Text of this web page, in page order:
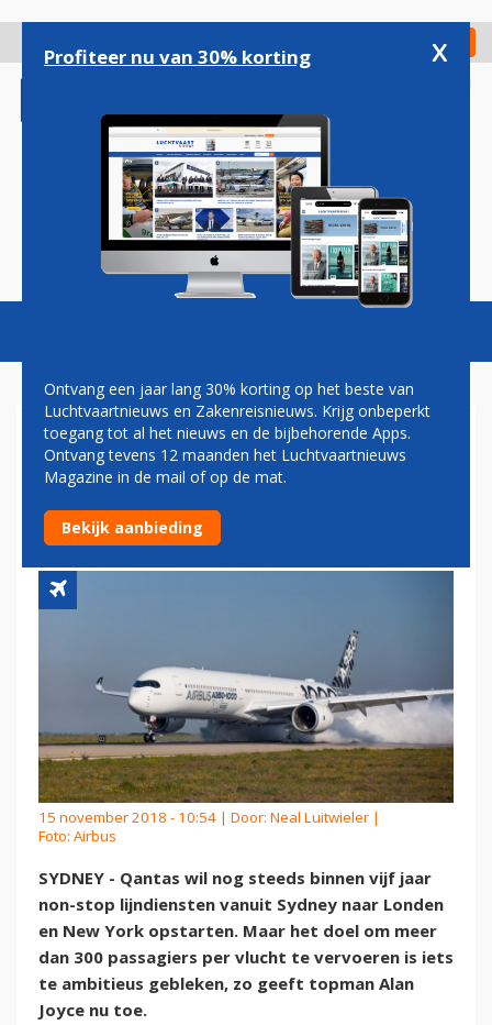
gaan
Check in
Magazine Podcasts Vacatures
QANTAS SCHROEFT AMBITIES
VOOR NON-STOP VLUCHTEN
SYDNEY-LONDEN TERUG
15 november 2018 - 10:54 | Door: Neal Luitwieler |
Foto: Airbus
SYDNEY - Qantas wil nog steeds binnen vijf jaar
non-stop lijndiensten vanuit Sydney naar Londen
en New York opstarten. Maar het doel om meer
dan 300 passagiers per vlucht te vervoeren is iets
te ambitieus gebleken, zo geeft topman Alan
Joyce nu toe.
Profiteer nu van 30% korting x
Ontvang een jaar lang 30% korting op het beste van
Luchtvaartnieuws en Zakenreisnieuws. Krijg onbeperkt
toegang tot al het nieuws en de bijbehorende Apps.
Ontvang tevens 12 maanden het Luchtvaartnieuws
Magazine in de mail of op de mat.
Bekijk aanbieding